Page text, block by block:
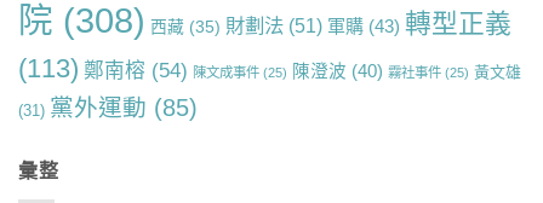
院 (308) 西藏 (35) 財劃法 (51) 軍購 (43) 轉型正義
(113) 鄭南榕 (54) 陳文成事件 (25) 陳澄波 (40) 霧社事件 (25) 黃文雄
(31) 黨外運動 (85)
彙整